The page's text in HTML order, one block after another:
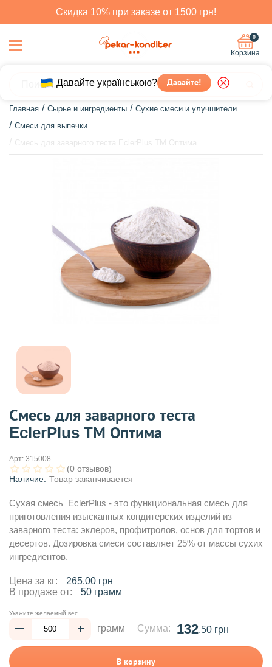
Скидка 10% при заказе от 1500 грн!
Давайте українською? Давайте!
0
Корзина
Главная Сырье и ингредиенты
Сухие смеси и улучшители
Смеси для выпечки
Смесь для заварного теста
EclerPlus ТМ Оптима
Арт: 315008
(0 отзывов)
Наличие: Товар заканчивается
Сухая смесь EclerPlus - это функциональная смесь для
приготовления изысканных кондитерских изделий из
заварного теста: эклеров, профитролов, основ для тортов и
десертов. Дозировка смеси составляет 25% от массы сухих
ингредиентов.
Цена за кг:
265.00 грн
В продаже от:
50 грамм
Укажите желаемый вес
грамм Сумма: 132.50 грн
В корзину